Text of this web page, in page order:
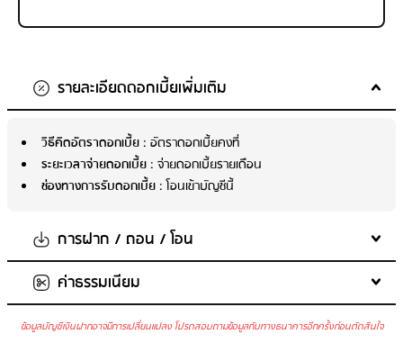
รายละเอียดดอกเบี้ยเพิ่มเติม
วิธีคิดอัตราดอกเบี้ย : อัตราดอกเบี้ยคงที่
ระยะเวลาจ่ายดอกเบี้ย : จ่ายดอกเบี้ยรายเดือน
ช่องทางการรับดอกเบี้ย : โอนเข้าบัญชีนี้
การฝาก / ถอน / โอน
จำนวนเงินในการฝากขั้นต่ำต่อครั้ง
จำนวนเงินในการฝากสูงสุด: ไม่กำหนด
ค่าธรรมเนียม
ค่ารักษาบัญชี
: 100 บาท/เดือน เมื่อไม่มีรายการเคลื่อนไหวติดต่อกัน
ข้อมูลบัญชีเงินฝากอาจมีการเปลี่ยนแปลง โปรดสอบถามข้อมูลกับทางธนาคารอีกครั้งก่อนตัดสินใจ